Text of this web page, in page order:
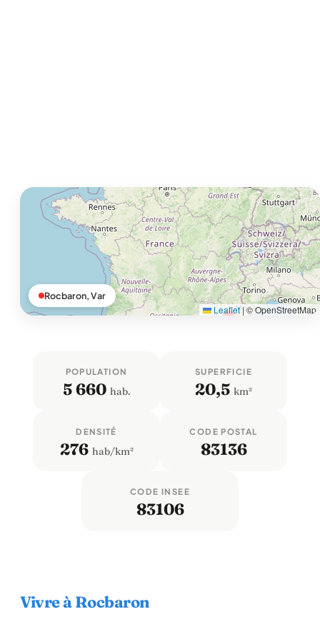
Leaflet |© OpenStreetMap
Rocbaron, Var
POPULATION
5 660 hab.
SUPERFICIE
20,5 km²
DENSITÉ
276 hab/km²
CODE POSTAL
83136
CODE INSEE
83106
Vivre à Rocbaron